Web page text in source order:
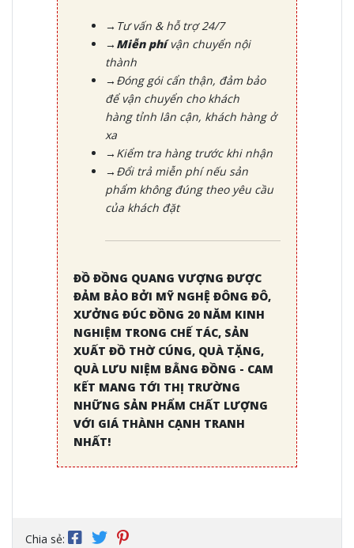
→Tư vấn & hỗ trợ 24/7
→Miễn phívận chuyển nội
thành
→Đóng gói cẩn thận, đảm bảo
để vận chuyển cho khách
hàng tỉnh lân cận, khách hàng ở
xa
→Kiểm tra hàng trước khi nhận
→Đổi trả miễn phí nếu sản
phẩm không đúng theo yêu cầu
của khách đặt
ĐỒ ĐỒNG QUANG VƯỢNG ĐƯỢC
ĐẢM BẢO BỞI MỸ NGHỆ ĐÔNG ĐÔ,
XƯỞNG ĐÚC ĐỒNG 20 NĂM KINH
NGHIỆM TRONG CHẾ TÁC, SẢN
XUẤT ĐỒ THỜ CÚNG, QUÀ TẶNG,
QUÀ LƯU NIỆM BẰNG ĐỒNG - CAM
KẾT MANG TỚI THỊ TRƯỜNG
NHỮNG SẢN PHẨM CHẤT LƯỢNG
VỚI GIÁ THÀNH CẠNH TRANH
NHẤT!
Chia sẻ: